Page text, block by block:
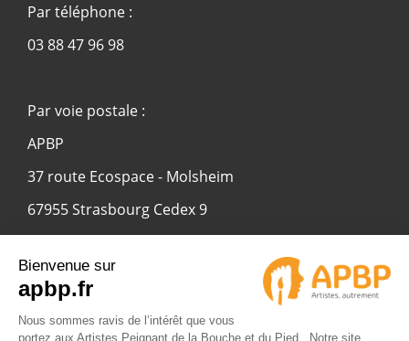
Par téléphone :
03 88 47 96 98
Par voie postale :
APBP
37 route Ecospace - Molsheim
67955 Strasbourg Cedex 9